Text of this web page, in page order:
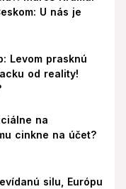
U nás je
Levom prasknú
od reality!
na
cinkne na účet?
silu, Európu